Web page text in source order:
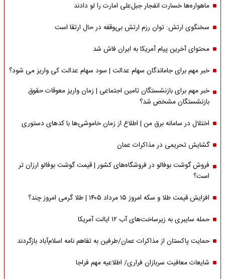
ماهواره‌‌ها خسارت انفجار جبل‌علی امارت را لو دادند
سخنگوی ارتش: توان رزم ارتش بی‌وقفه در حال ارتقا است
محتوای آخرین پیام آمریکا به ایران فاش شد
خبر مهم برای جاماندگان سهام عدالت | سود سهام عدالت کی واریز می شود؟
خبر مهم برای بازنشستگان تامین اجتماعی | زمان واریز معوقات حقوق
بازنشستگان مشخص شد؟
اختلال در سامانه برق من | اطلاع از زمان خاموشی‌ها با کدهای دستوری
گشایش تحریمی در مذاکرات عمان
فروش گوشت بوفالو در فروشگاه‌های کشور | قیمت گوشت بوفالو ارزان تر
است؟
افزایش قیمت طلا و سکه امروز ۱۵ مرداد ۱۴۰۵ | طلا گرمی امروز چند؟
حمله سایبری به زیرساخت‌های آب ۱۲ ایالت آمریکا
حمایت پاکستان از مذاکرات عمان/طرفین به تفاهم نامه اسلام‌آباد بازگردند
شایعات معافیت سربازان فراری/ اطلاعیه مهم فراجا